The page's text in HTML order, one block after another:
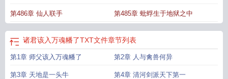
万魂幡了 九命肥猫诸君该入万魂幡了TXT文件该入万魂幡了TXT诸君该入万魂
幡了全文免费阅读该入万魂幡了 苏纯一诸君该入万魂幡了txt笔趣阁在线阅
读诸君该入万魂幡了起点该入万魂幡了免费诸君该入万魂幡了动漫
万魂幡了听书该入万魂幡了该入万魂幡了 笔趣阁诸君该入万魂幡了虾仁诸君
该入万魂幡了百度百科诸君该入万魂幡了女主角是谁该入万魂幡了免费动漫
君该入万魂幡了TXT
诸君该入万魂幡了免费阅读 该入万魂幡了听书
第486章 仙人联手 第485章 蚍蜉生于地狱之中
诸君该入万魂幡了TXT文件章节列表
第1章 师父该入万魂幡了 第2章 人与禽兽何异
第3章 天地是一头牛 第4章 清河剑派天下第一